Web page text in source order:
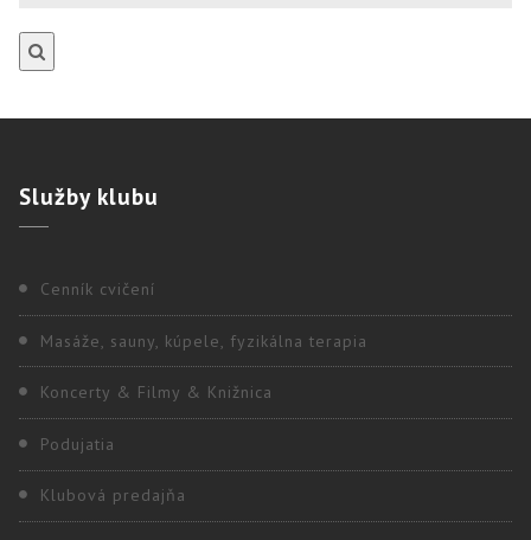
Službyklubu
Cenník cvičení
Masáže, sauny, kúpele, fyzikálna terapia
Koncerty & Filmy & Knižnica
Podujatia
Klubová predajňa